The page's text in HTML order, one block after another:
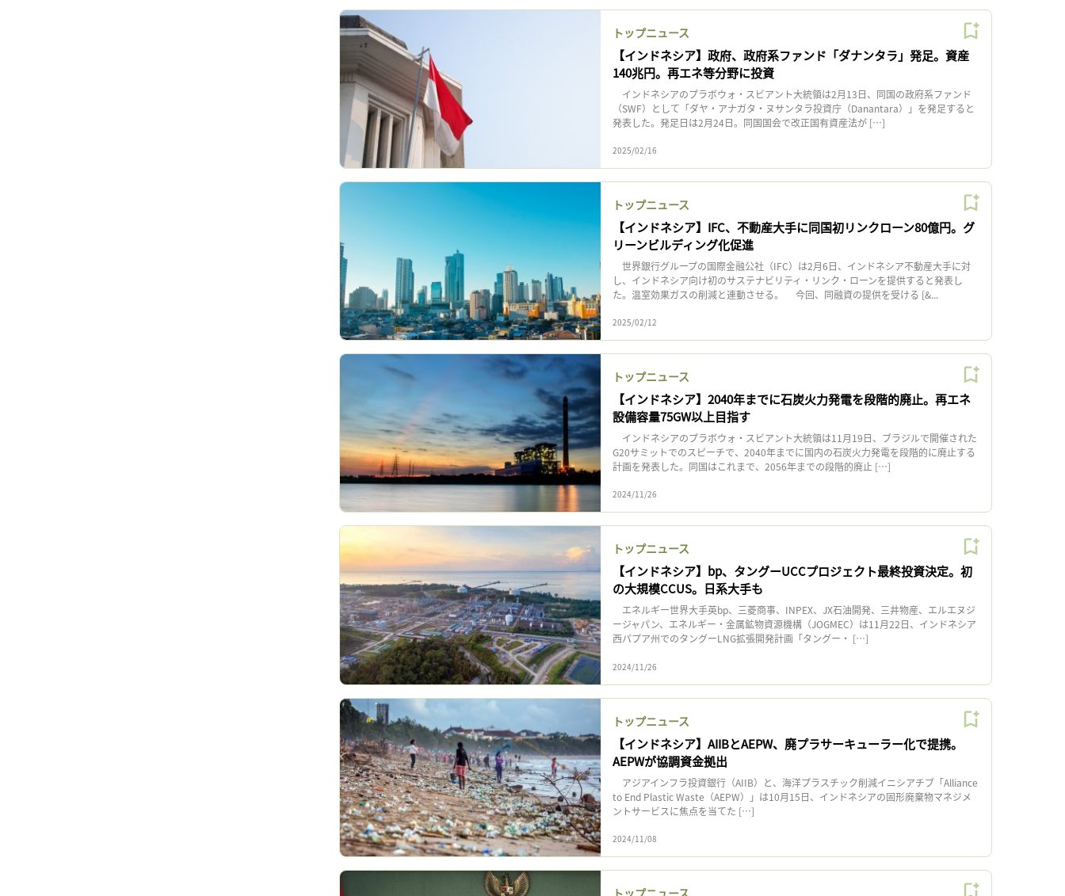
トップニュース
【インドネシア】政府、政府系ファンド「ダナンタラ」発足。資産
140兆円。再エネ等分野に投資
インドネシアのプラボウォ・スビアント大統領は2月13日、同国の政府系ファンド
（SWF）として「ダヤ・アナガタ・ヌサンタラ投資庁（Danantara）」を発足すると
発表した。発足日は2月24日。同国国会で改正国有資産法が […]
2025/02/16
トップニュース
【インドネシア】IFC、不動産大手に同国初リンクローン80億円。グ
リーンビルディング化促進
世界銀行グループの国際金融公社（IFC）は2月6日、インドネシア不動産大手に対
し、インドネシア向け初のサステナビリティ・リンク・ローンを提供すると発表し
た。温室効果ガスの削減と連動させる。 今回、同融資の提供を受ける [&...
2025/02/12
トップニュース
【インドネシア】2040年までに石炭火力発電を段階的廃止。再エネ
設備容量75GW以上目指す
インドネシアのプラボウォ・スビアント大統領は11月19日、ブラジルで開催された
G20サミットでのスピーチで、2040年までに国内の石炭火力発電を段階的に廃止する
計画を発表した。同国はこれまで、2056年までの段階的廃止 […]
2024/11/26
トップニュース
【インドネシア】bp、タングーUCCプロジェクト最終投資決定。初
の大規模CCUS。日系大手も
エネルギー世界大手英bp、三菱商事、INPEX、JX石油開発、三井物産、エルエヌジ
ージャパン、エネルギー・金属鉱物資源機構（JOGMEC）は11月22日、インドネシア
西パプア州でのタングーLNG拡張開発計画「タングー・ […]
2024/11/26
トップニュース
【インドネシア】AIIBとAEPW、廃プラサーキューラー化で提携。
AEPWが協調資金拠出
アジアインフラ投資銀行（AIIB）と、海洋プラスチック削減イニシアチブ「Alliance
to End Plastic Waste（AEPW）」は10月15日、インドネシアの固形廃棄物マネジメ
ントサービスに焦点を当てた […]
2024/11/08
トップニュース